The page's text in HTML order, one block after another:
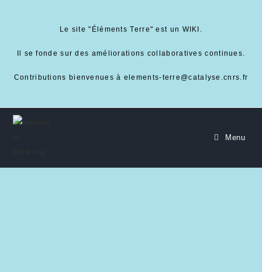
Le site "Éléments Terre" est un WIKI.
Il se fonde sur des améliorations collaboratives continues.
Contributions bienvenues à elements-terre@catalyse.cnrs.fr
Menu